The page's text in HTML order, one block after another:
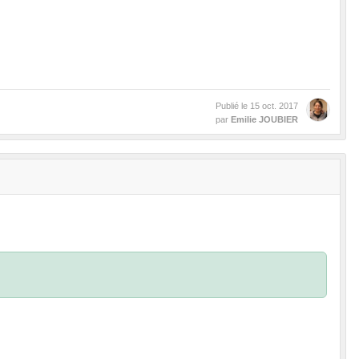
Publié le 15 oct. 2017
par Emilie JOUBIER